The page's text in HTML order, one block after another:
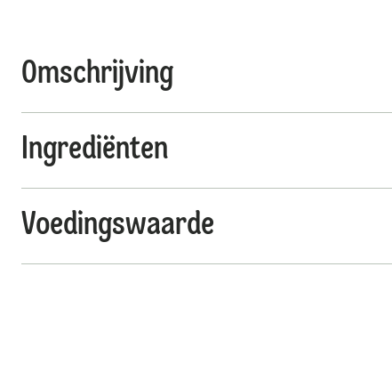
Omschrijving
Ingrediënten
Voedingswaarde